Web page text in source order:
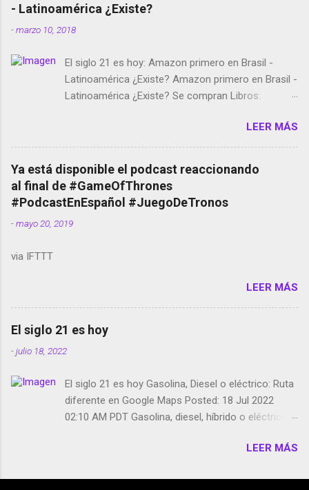
- Latinoamérica ¿Existe?
-marzo 10, 2018
El siglo 21 es hoy: Amazon primero en Brasil -
Latinoamérica ¿Existe? Amazon primero en Brasil -
Latinoamérica ¿Existe? Se compran Libros:
temporada de Black Mirror Twitter deja de verificar
cuentas Responden los fotógrafos Brian May y el
copyright en Instagram Música y vídeo selfies en la
red social Riddley Scott saca a Kevin Spacey de su
película Francisco regaña a los que usan el
smartphone en sus misas La serie de la Tierra
Media GoBee - StartUp de bicicletas de alquiler
Live Photos en Google Photos Llegando Partimos
Dictados en Android El tamaño y su importancia...
LEER MÁS
Ya está disponible el podcast reaccionando
al final de #GameOfThrones
#PodcastEnEspañol #JuegoDeTronos
-mayo 20, 2019
via IFTTT
LEER MÁS
El siglo 21 es hoy
-julio 18, 2022
El siglo 21 es hoy Gasolina, Diesel o eléctrico: Ruta
diferente en Google Maps Posted: 18 Jul 2022
02:10 AM PDT Gasolina, diesel, híbrido o eléctrico:
de esos sentidos es lo que hacen los
LEER MÁS